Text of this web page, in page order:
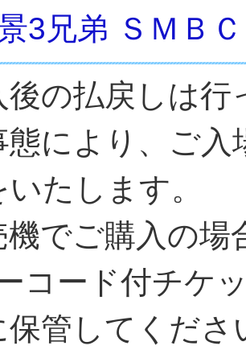
3兄弟 ＳＭＢ
後の払戻しは
態により、ご
たします。
機でご購入の
コード付チケ
保管してくださ